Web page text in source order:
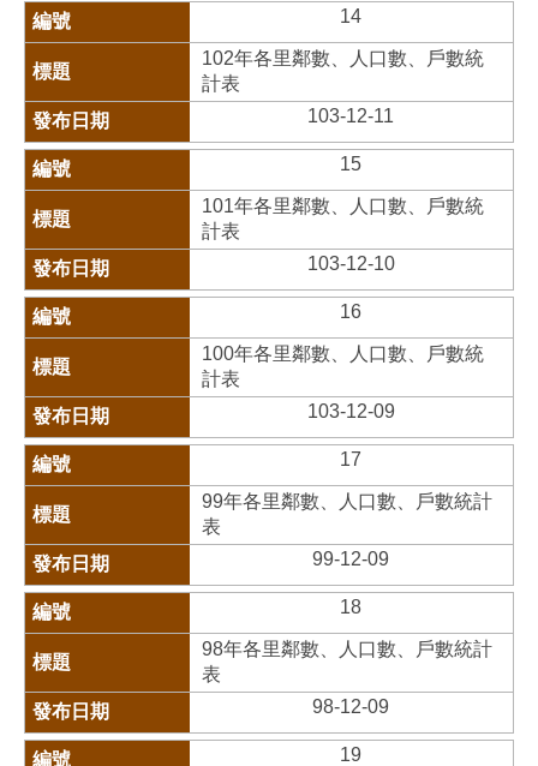
14
102年各里鄰數、人口數、戶數統
計表
103-12-11
15
101年各里鄰數、人口數、戶數統
計表
103-12-10
16
100年各里鄰數、人口數、戶數統
計表
103-12-09
17
99年各里鄰數、人口數、戶數統計
表
99-12-09
18
98年各里鄰數、人口數、戶數統計
表
98-12-09
19